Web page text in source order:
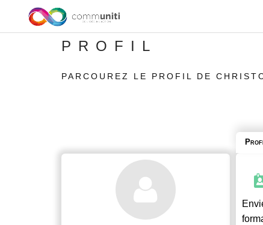
PROFIL
PARCOUREZ LE PROFIL DE